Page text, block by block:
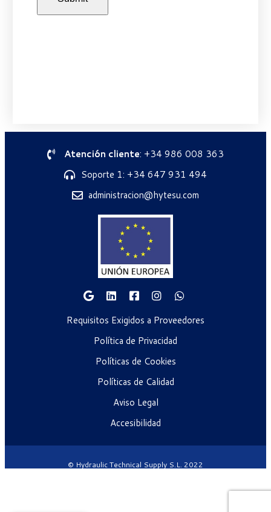
Atención cliente: +34 986 008 363
Soporte 1: +34 647 931 494
administracion@hytesu.com
Requisitos Exigidos a Proveedores
Política de Privacidad
Políticas de Cookies
Políticas de Calidad
Aviso Legal
Accesibilidad
© Hydraulic Technical Supply S.L. 2022